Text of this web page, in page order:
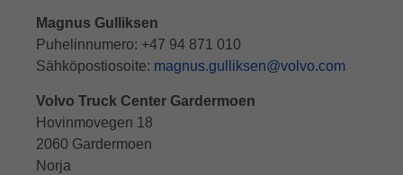
Magnus Gulliksen
Puhelinnumero: +47 94 871 010
Sähköpostiosoite: magnus.gulliksen@volvo.com
Volvo Truck Center Gardermoen
Hovinmovegen 18
2060 Gardermoen
Norja